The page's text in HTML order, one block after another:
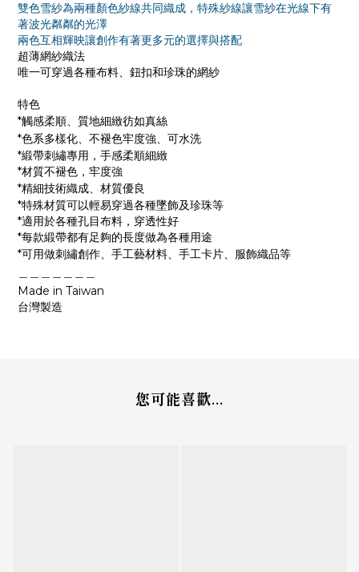
雙色雪紗為兩種顏色紗線共同織成，特殊紗線讓雪紗在光線下有
著波光粼粼的光澤
兩色互相輝映讓創作有著更多元的選擇與搭配
超薄網紗織法
唯一可穿過各種布料、鈕扣和珍珠的網紗
特色
*觸感柔順、 質地細緻彷如真絲
*色系多樣化、 不褪色牢度強、可水洗
*緞帶刺繡專用，手感柔順細緻
*材質不褪色，牢度強
*精細技術織成、 材質優良
*特殊材質可以輕易穿過各種墜飾及珍珠等
*適用於各種孔目布料，穿透性好
*每款緞帶都有足夠的長度做為各種用途
*可用做刺繡創作、 手工藝材料、 手工卡片、 服飾織品等
Made in Taiwan
台灣製造
您可能喜歡...